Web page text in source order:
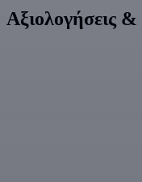
Αξιολογήσεις &